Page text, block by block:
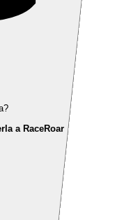
a RaceRoar